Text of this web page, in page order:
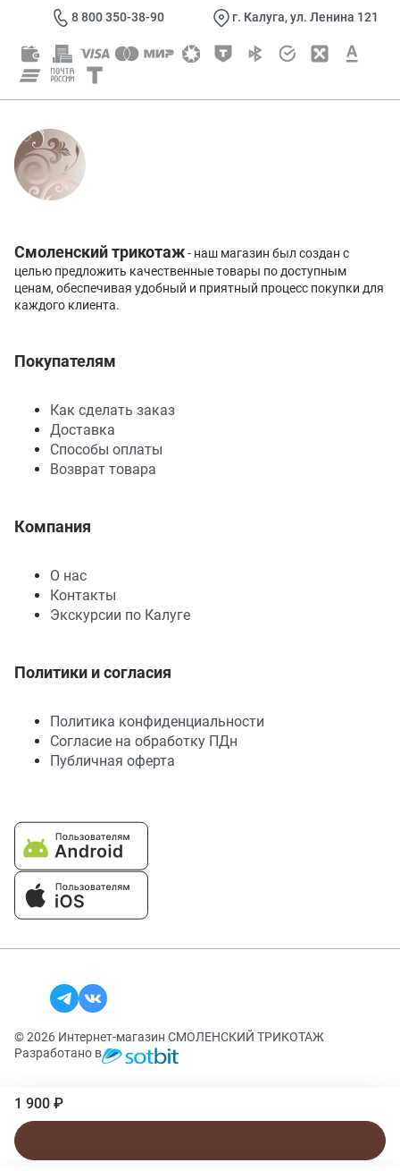
1 900 ₽
8 800 350-38-90 г. Калуга, ул. Ленина 121
Смоленский трикотаж- наш магазин был создан с
целью предложить качественные товары по доступным
ценам, обеспечивая удобный и приятный процесс покупки для
каждого клиента.
Покупателям
Как сделать заказ
Доставка
Способы оплаты
Возврат товара
Компания
О нас
Контакты
Экскурсии по Калуге
Политики и согласия
Политика конфиденциальности
Согласие на обработку ПДн
Публичная оферта
© 2026 Интернет-магазин СМОЛЕНСКИЙ ТРИКОТАЖ
Разработано в